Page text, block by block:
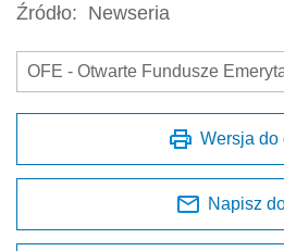
Źródło: Newseria
OFE - Otwarte Fundusze
Wersja do
Napisz